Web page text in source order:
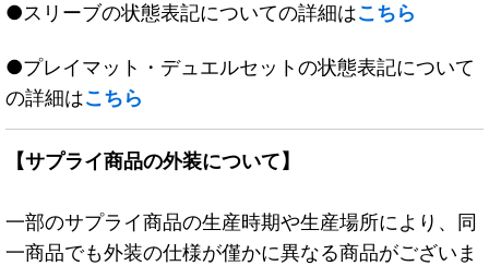
●スリーブの状態表記についての詳細はこちら
●プレイマット・デュエルセットの状態表記について
の詳細はこちら
【サプライ商品の外装について】
一部のサプライ商品の生産時期や生産場所により、同
一商品でも外装の仕様が僅かに異なる商品がございま